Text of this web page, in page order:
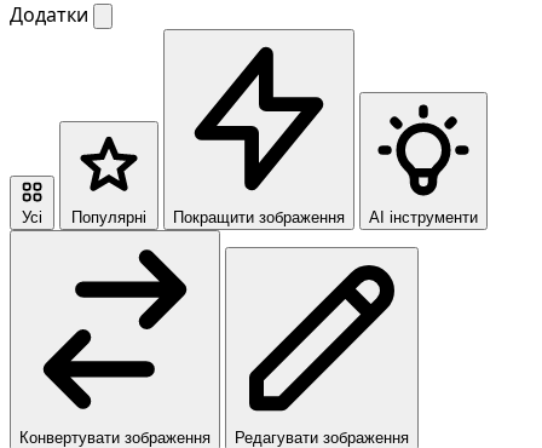
Додатки
Усі Популярні Покращити зображення AI інструменти
Конвертувати зображення Редагувати зображення